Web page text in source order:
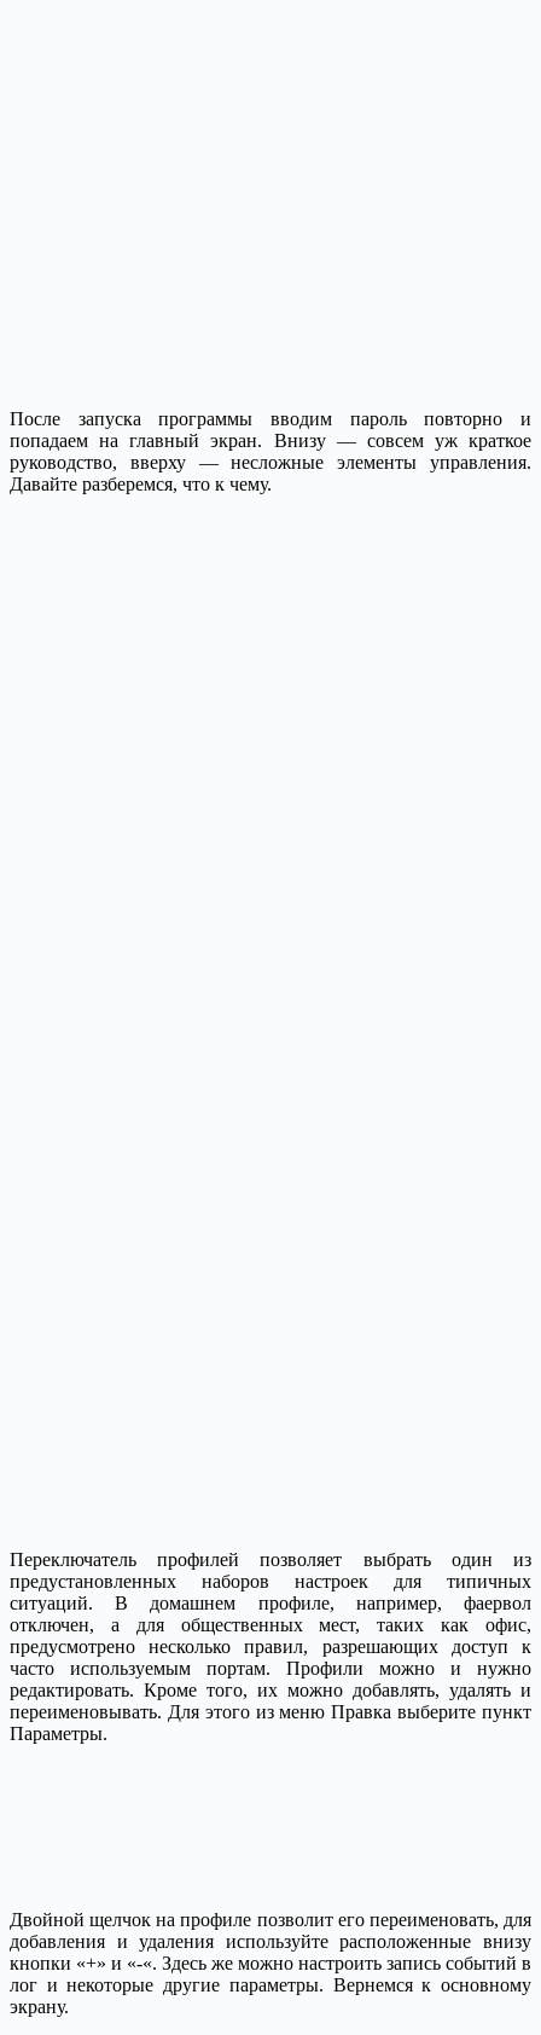
После запуска программы вводим пароль повторно и
попадаем на главный экран. Внизу — совсем уж краткое
руководство, вверху — несложные элементы управления.
Давайте разберемся, что к чему.
Переключатель профилей позволяет выбрать один из
предустановленных наборов настроек для типичных
ситуаций. В домашнем профиле, например, фаервол
отключен, а для общественных мест, таких как офис,
предусмотрено несколько правил, разрешающих доступ к
часто используемым портам. Профили можно и нужно
редактировать. Кроме того, их можно добавлять, удалять и
переименовывать. Для этого из меню Правка выберите пункт
Параметры.
Двойной щелчок на профиле позволит его переименовать, для
добавления и удаления используйте расположенные внизу
кнопки «+» и «-«. Здесь же можно настроить запись событий в
лог и некоторые другие параметры. Вернемся к основному
экрану.